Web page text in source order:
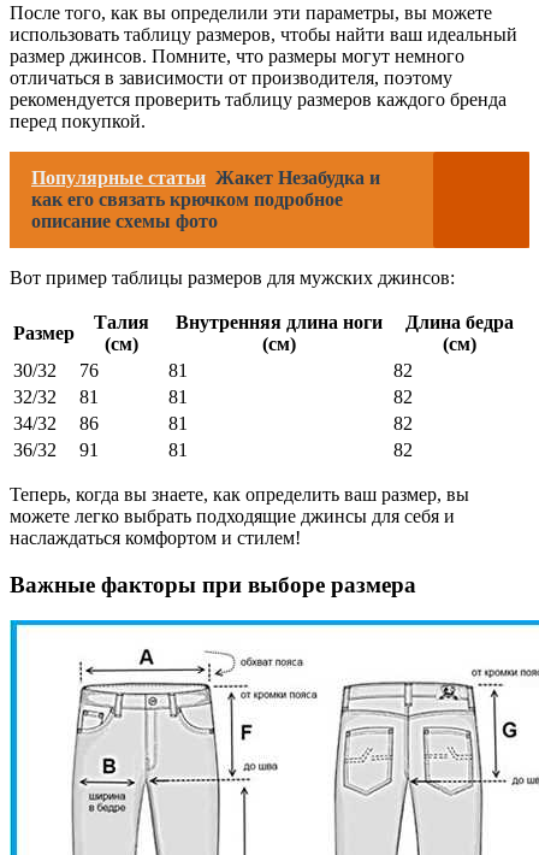
После того, как вы определили эти параметры, вы можете
использовать таблицу размеров, чтобы найти ваш идеальный
размер джинсов. Помните, что размеры могут немного
отличаться в зависимости от производителя, поэтому
рекомендуется проверить таблицу размеров каждого бренда
перед покупкой.
Популярные статьи Жакет Незабудка и
как его связать крючком подробное
описание схемы фото
Вот пример таблицы размеров для мужских джинсов:
Размер
Талия
(см)
Внутренняя длина ноги
(см)
Длина бедра
(см)
30/32
76 81
82
32/32
81 81
82
34/32
86 81
82
36/32
91 81 82
Теперь, когда вы знаете, как определить ваш размер, вы
можете легко выбрать подходящие джинсы для себя и
наслаждаться комфортом и стилем!
Важные факторы при выборе размера